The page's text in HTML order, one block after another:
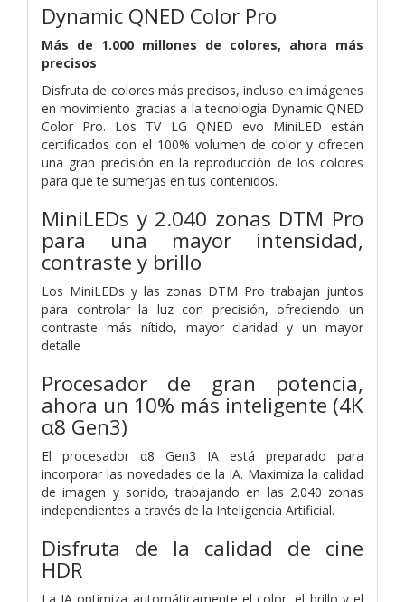
Dynamic QNED Color Pro
Más de 1.000 millones de colores, ahora más
precisos
Disfruta de colores más precisos, incluso en imágenes
en movimiento gracias a la tecnología Dynamic QNED
Color Pro. Los TV LG QNED evo MiniLED están
certificados con el 100% volumen de color y ofrecen
una gran precisión en la reproducción de los colores
para que te sumerjas en tus contenidos.
MiniLEDs y 2.040 zonas DTM Pro
para una mayor intensidad,
contraste y brillo
Los MiniLEDs y las zonas DTM Pro trabajan juntos
para controlar la luz con precisión, ofreciendo un
contraste más nítido, mayor claridad y un mayor
detalle
Procesador de gran potencia,
ahora un 10% más inteligente (4K
α8 Gen3)
El procesador α8 Gen3 IA está preparado para
incorporar las novedades de la IA. Maximiza la calidad
de imagen y sonido, trabajando en las 2.040 zonas
independientes a través de la Inteligencia Artificial.
Disfruta de la calidad de cine
HDR
La IA optimiza automáticamente el color, el brillo y el